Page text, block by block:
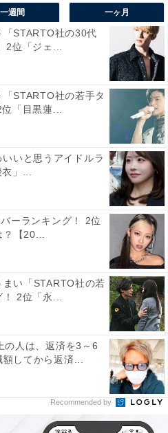
げられるのが「大間マグロ」
る「大間町」にて1本釣りで
で、「黒いダイヤ」とも呼ば
されていることで知られてい
、「青森県の大間のマグロ
ておいしかったから」（大阪
まぐろ脂が乗って身がしっか
（北海道／50代女性）、「大
感を感じます」（愛知県／60
美味しいイメージがあるの
などのコメントが寄せられて
です
果を見る
人
同時期に未経験でライター業
好き。女性声優さんにも関心
一週間 一ヶ月
STARTO社の30代
2位「ジェ...
STARTO社の若手タ
「目黒蓮...
いいと思うアイドルラ
」...
ーランキング！ 2位
【20...
まい「STARTO社の若
2位「永...
の人は、返済を3～6
してから返済...
Recommended by